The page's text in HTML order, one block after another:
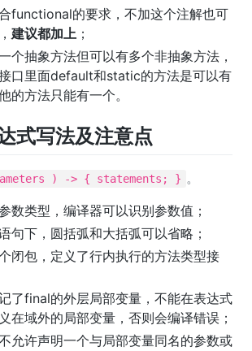
functional的要求，不加这个注解也可
建议都加上 ；
个抽象方法但可以有多个非抽象方法，
口里面default和static的方法是可以有
的方法只能有一个。
式写法及注意点
) -> { statements; } 。
数类型，编译器可以识别参数值；
句下，圆括弧和大括弧可以省略；
闭包，定义了行内执行的方法类型接
了final的外层局部变量，不能在表达式
在域外的局部变量，否则会编译错误；
允许声明一个与局部变量同名的参数或